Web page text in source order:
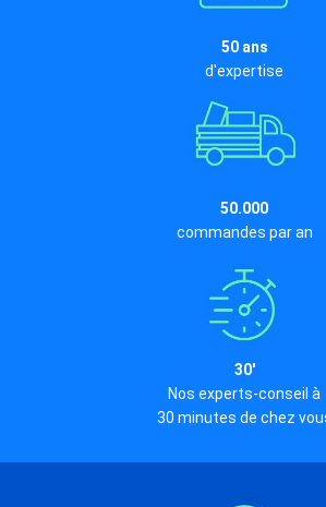
50 ans
d'expertise
50.000
commandes par an
30'
Nos experts-conseil à
30 minutes de chez